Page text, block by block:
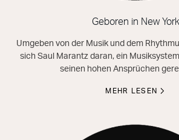
Geboren in New York
Umgeben von der Musik und dem
sich Saul Marantz daran, ein
seinen hohen Ansprüchen
MEHR LESEN